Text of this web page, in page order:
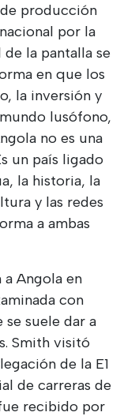
producción
por la
la pantalla se
en que los
la inversión y
lusófono,
no es una
un país ligado
la historia, la
y las redes
a ambas
Angola en
con
se suele dar a
Smith visitó
de la E1
de carreras de
recibido por